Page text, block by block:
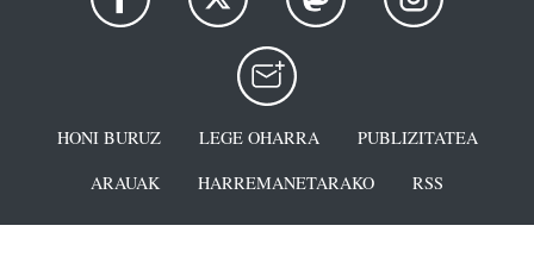
HONI BURUZ LEGE OHARRA
PUBLIZITATEA
ARAUAK
HARREMANETARAKO RSS